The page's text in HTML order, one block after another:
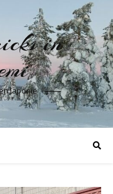
in
laponie